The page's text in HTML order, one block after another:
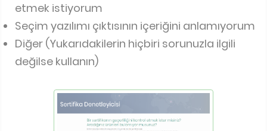
etmek istiyorum
Seçim yazılımı çıktısının içeriğini anlamıyorum
Diğer (Yukarıdakilerin hiçbiri sorunuzla ilgili
değilse kullanın)